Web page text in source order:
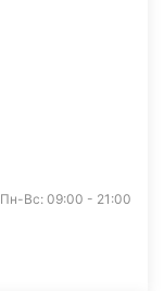
Пн-Вс: 09:00 - 21:00